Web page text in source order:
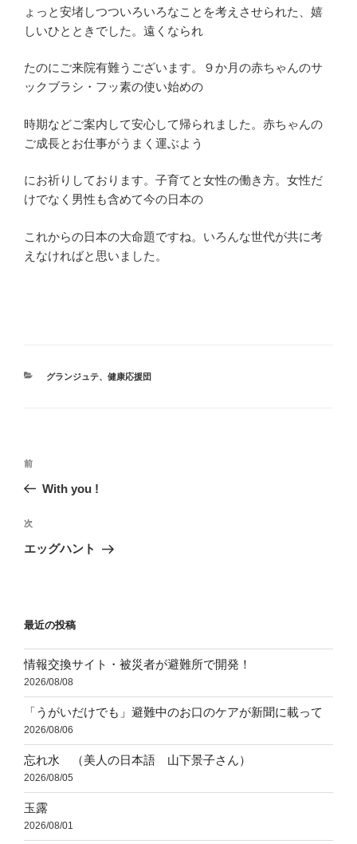
ょっと安堵しつついろいろなことを考えさせられた、嬉
しいひとときでした。遠くなられ
たのにご来院有難うございます。９か月の赤ちゃんのサ
ックブラシ・フッ素の使い始めの
時期などご案内して安心して帰られました。赤ちゃんの
ご成長とお仕事がうまく運ぶよう
にお祈りしております。子育てと女性の働き方。女性だ
けでなく男性も含めて今の日本の
これからの日本の大命題ですね。いろんな世代が共に考
えなければと思いました。
カ
グランジュテ、 健康応援団
投
ビ
ゲ
ン
前
の
稿
前
With you !
次
の
次
エッグハント
最近の投稿
情報交換サイト・被災者が避難所で開発！
2026/08/08
「うがいだけでも」避難中のお口のケアが新聞に載って
2026/08/06
忘れ水 （美人の日本語 山下景子さん）
2026/08/05
玉露
2026/08/01